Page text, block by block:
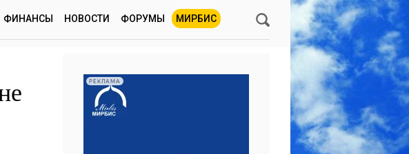
ФИНАНСЫ НОВОСТИ ФОРУМЫ МИРБИС
РЕКЛАМА